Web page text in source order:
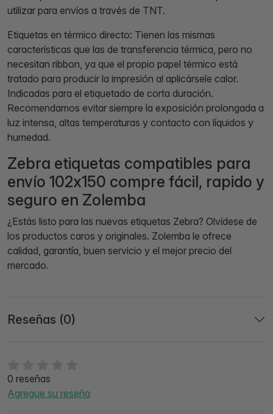
0 reseñas
Agregue su reseña
utilizar para envíos a través de TNT.
Etiquetas en térmico directo: Tienen las mismas
características que las de transferencia térmica, pero no
necesitan ribbon, ya que el propio papel térmico está
tratado para producir la impresión al aplicársele calor.
Indicadas para el etiquetado de corta duración.
Recomendamos evitar siempre la exposición prolongada a
luz intensa, altas temperaturas y contacto con líquidos y
humedad.
Zebra etiquetas compatibles para
envío 102x150 compre fácil, rapido y
seguro en Zolemba
¿Estás listo para las nuevas etiquetas Zebra? Olvídese de
los productos caros y originales. Zolemba le ofrece
calidad, garantía, buen servicio y el mejor precio del
mercado.
Reseñas (0)